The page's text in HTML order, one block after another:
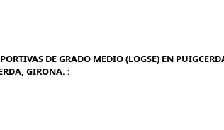
DE GRADO MEDIO (LOGSE) EN
GIRONA. :